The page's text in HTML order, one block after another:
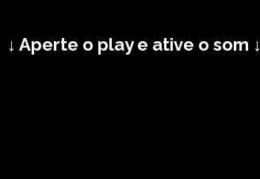
↓ Aperte o play e ative o som ↓